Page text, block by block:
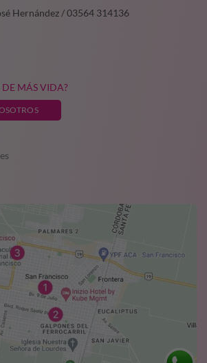
Hernández / 03564 314136
DE MÁS VIDA?